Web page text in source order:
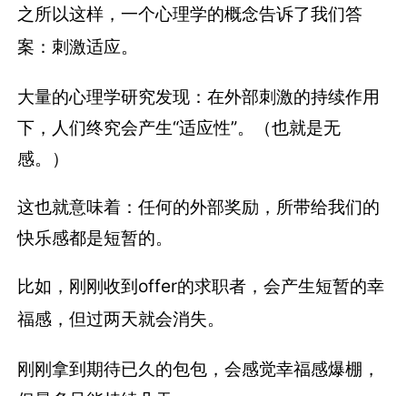
之所以这样，一个心理学的概念告诉了我们答
案：刺激适应。
大量的心理学研究发现：在外部刺激的持续作用
下，人们终究会产生“适应性”。（也就是无
感。）
这也就意味着：任何的外部奖励，所带给我们的
快乐感都是短暂的。
比如，刚刚收到offer的求职者，会产生短暂的幸
福感，但过两天就会消失。
刚刚拿到期待已久的包包，会感觉幸福感爆棚，